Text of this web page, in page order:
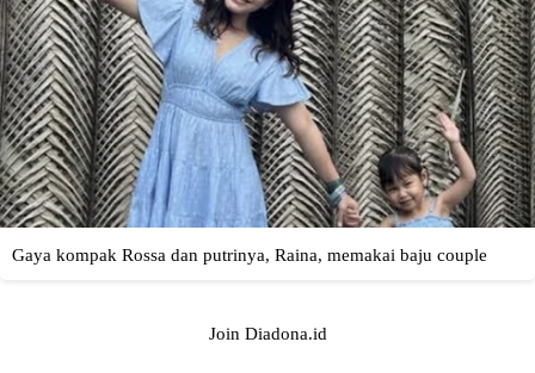
Join Diadona.id